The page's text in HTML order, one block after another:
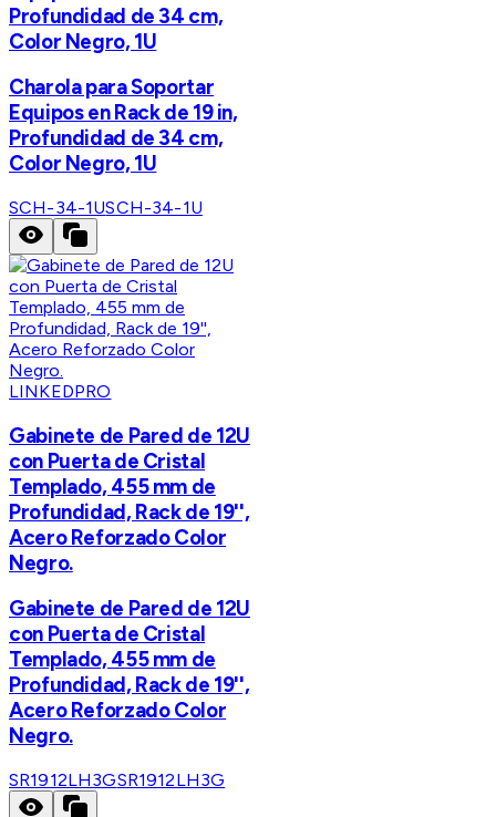
Profundidad de 34 cm,
Color Negro, 1U
Charola para Soportar
Equipos en Rack de 19 in,
Profundidad de 34 cm,
Color Negro, 1U
SCH-34-1USCH-34-1U
LINKEDPRO
Gabinete de Pared de 12U
con Puerta de Cristal
Templado, 455 mm de
Profundidad, Rack de 19'',
Acero Reforzado Color
Negro.
Gabinete de Pared de 12U
con Puerta de Cristal
Templado, 455 mm de
Profundidad, Rack de 19'',
Acero Reforzado Color
Negro.
SR1912LH3GSR1912LH3G